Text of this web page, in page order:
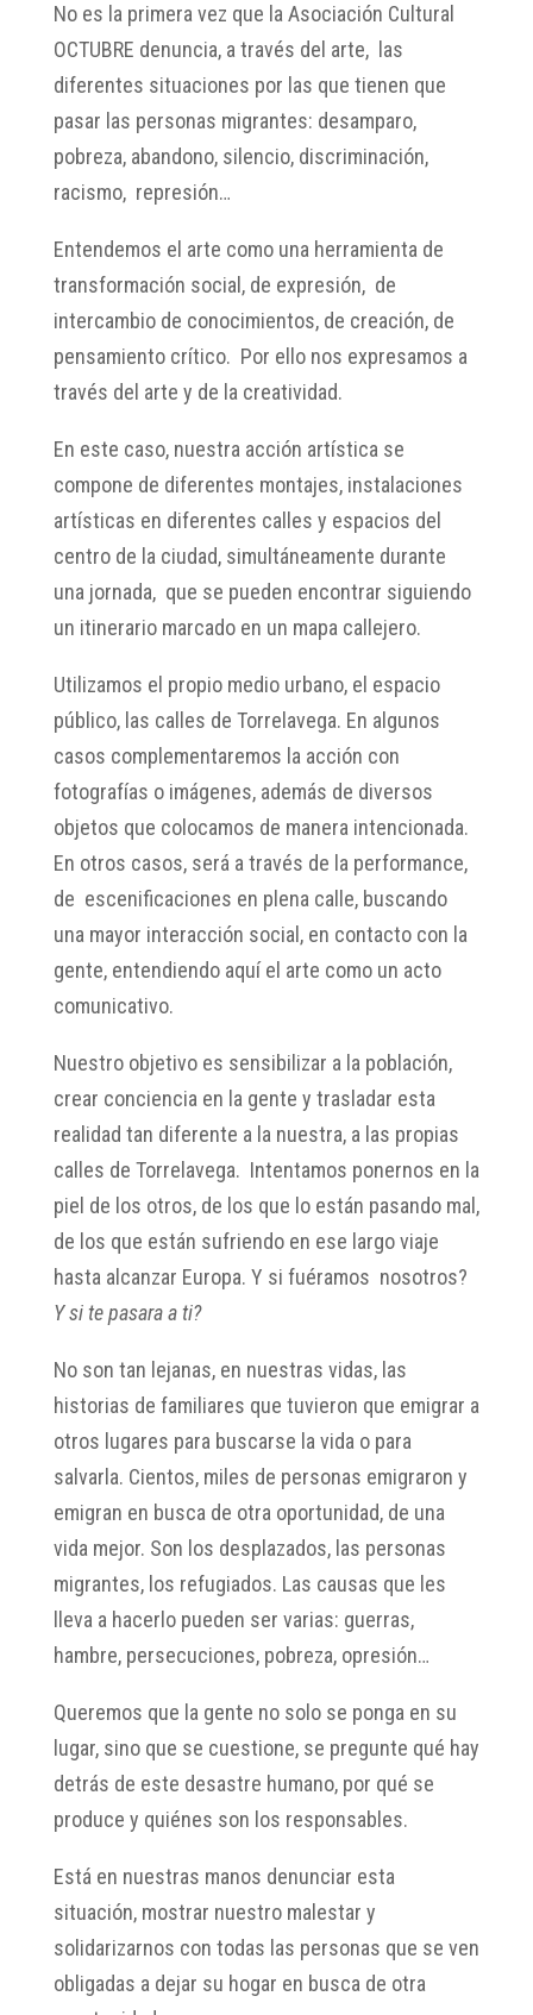
No es la primera vez que la Asociación Cultural
OCTUBRE denuncia, a través del arte, las
diferentes situaciones por las que tienen que
pasar las personas migrantes: desamparo,
pobreza, abandono, silencio, discriminación,
racismo, represión…
Entendemos el arte como una herramienta de
transformación social, de expresión, de
intercambio de conocimientos, de creación, de
pensamiento crítico. Por ello nos expresamos a
través del arte y de la creatividad.
En este caso, nuestra acción artística se
compone de diferentes montajes, instalaciones
artísticas en diferentes calles y espacios del
centro de la ciudad, simultáneamente durante
una jornada, que se pueden encontrar siguiendo
un itinerario marcado en un mapa callejero.
Utilizamos el propio medio urbano, el espacio
público, las calles de Torrelavega. En algunos
casos complementaremos la acción con
fotografías o imágenes, además de diversos
objetos que colocamos de manera intencionada.
En otros casos, será a través de la performance,
de escenificaciones en plena calle, buscando
una mayor interacción social, en contacto con la
gente, entendiendo aquí el arte como un acto
comunicativo.
Nuestro objetivo es sensibilizar a la población,
crear conciencia en la gente y trasladar esta
realidad tan diferente a la nuestra, a las propias
calles de Torrelavega. Intentamos ponernos en la
piel de los otros, de los que lo están pasando mal,
de los que están sufriendo en ese largo viaje
hasta alcanzar Europa. Y si fuéramos nosotros?
Y si te pasara a ti?
No son tan lejanas, en nuestras vidas, las
historias de familiares que tuvieron que emigrar a
otros lugares para buscarse la vida o para
salvarla. Cientos, miles de personas emigraron y
emigran en busca de otra oportunidad, de una
vida mejor. Son los desplazados, las personas
migrantes, los refugiados. Las causas que les
lleva a hacerlo pueden ser varias: guerras,
hambre, persecuciones, pobreza, opresión…
Queremos que la gente no solo se ponga en su
lugar, sino que se cuestione, se pregunte qué hay
detrás de este desastre humano, por qué se
produce y quiénes son los responsables.
Está en nuestras manos denunciar esta
situación, mostrar nuestro malestar y
solidarizarnos con todas las personas que se ven
obligadas a dejar su hogar en busca de otra